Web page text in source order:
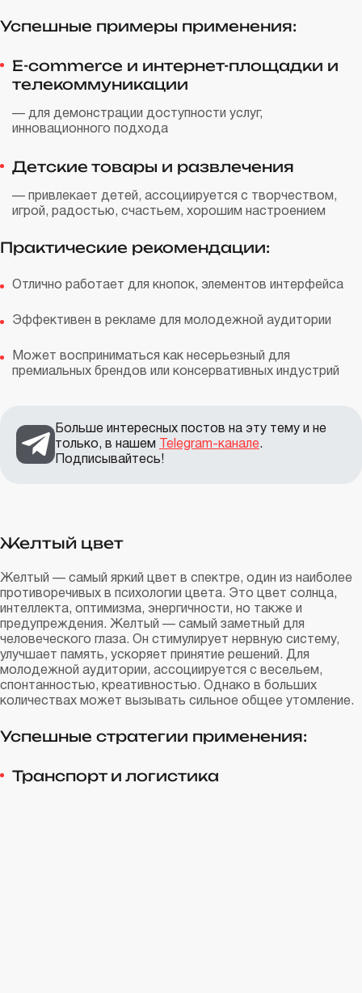
Успешные примеры применения:
E-commerce и интернет-площадки и
телекоммуникации
— для демонстрации доступности услуг,
инновационного подхода
Детские товары и развлечения
— привлекает детей, ассоциируется с творчеством,
игрой, радостью, счастьем, хорошим настроением
Практические рекомендации:
Отлично работает для кнопок, элементов интерфейса
Эффективен в рекламе для молодежной аудитории
Может восприниматься как несерьезный для
премиальных брендов или консервативных индустрий
Больше интересных постов на эту тему и не
только, в нашем
Telegram-канале.
Подписывайтесь!
Желтый цвет
Желтый — самый яркий цвет в спектре, один из наиболее
противоречивых в психологии цвета. Это цвет солнца,
интеллекта, оптимизма, энергичности, но также и
предупреждения. Желтый — самый заметный для
человеческого глаза. Он стимулирует нервную систему,
улучшает память, ускоряет принятие решений. Для
молодежной аудитории, ассоциируется с весельем,
спонтанностью, креативностью. Однако в больших
количествах может вызывать сильное общее утомление.
Успешные стратегии применения:
Транспорт и логистика